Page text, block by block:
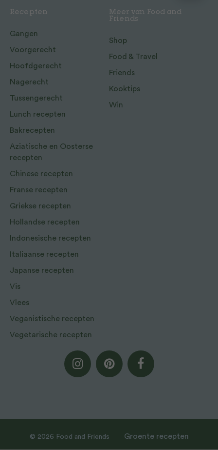
Recepten
Gangen
Voorgerecht
Hoofdgerecht
Nagerecht
Tussengerecht
Lunch recepten
Bakrecepten
Aziatische en Oosterse
recepten
Chinese recepten
Franse recepten
Griekse recepten
Hollandse recepten
Indonesische recepten
Italiaanse recepten
Japanse recepten
Vis
Vlees
Veganistische recepten
Vegetarische recepten
Meer van Food and
Friends
Shop
Food & Travel
Friends
Kooktips
Win
© 2026 Food and Friends Groente recepten